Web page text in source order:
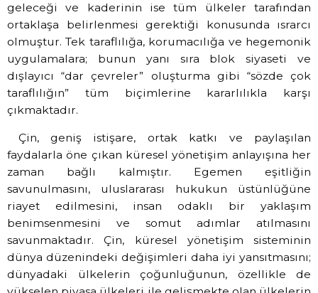
geleceği ve kaderinin ise tüm ülkeler tarafından
ortaklaşa belirlenmesi gerektiği konusunda ısrarcı
olmuştur. Tek taraflılığa, korumacılığa ve hegemonik
uygulamalara; bunun yanı sıra blok siyaseti ve
dışlayıcı “dar çevreler” oluşturma gibi “sözde çok
taraflılığın” tüm biçimlerine kararlılıkla karşı
çıkmaktadır.
Çin, geniş istişare, ortak katkı ve paylaşılan
faydalarla öne çıkan küresel yönetişim anlayışına her
zaman bağlı kalmıştır. Egemen eşitliğin
savunulmasını, uluslararası hukukun üstünlüğüne
riayet edilmesini, insan odaklı bir yaklaşım
benimsenmesini ve somut adımlar atılmasını
savunmaktadır. Çin, küresel yönetişim sisteminin
dünya düzenindeki değişimleri daha iyi yansıtmasını;
dünyadaki ülkelerin çoğunluğunun, özellikle de